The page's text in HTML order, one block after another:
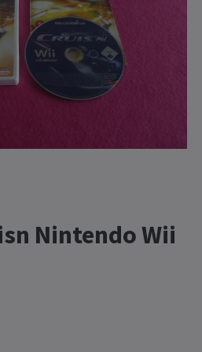
Nintendo Wii